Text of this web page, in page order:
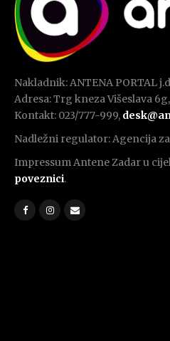
Nakladnik: ANTENA PORTAL
Adresa: Trg kneza Višeslava
Kontakt: 023/777-999,
Nadležni regulator: Agencija
Impressum Antene Zadar u
poveznici.